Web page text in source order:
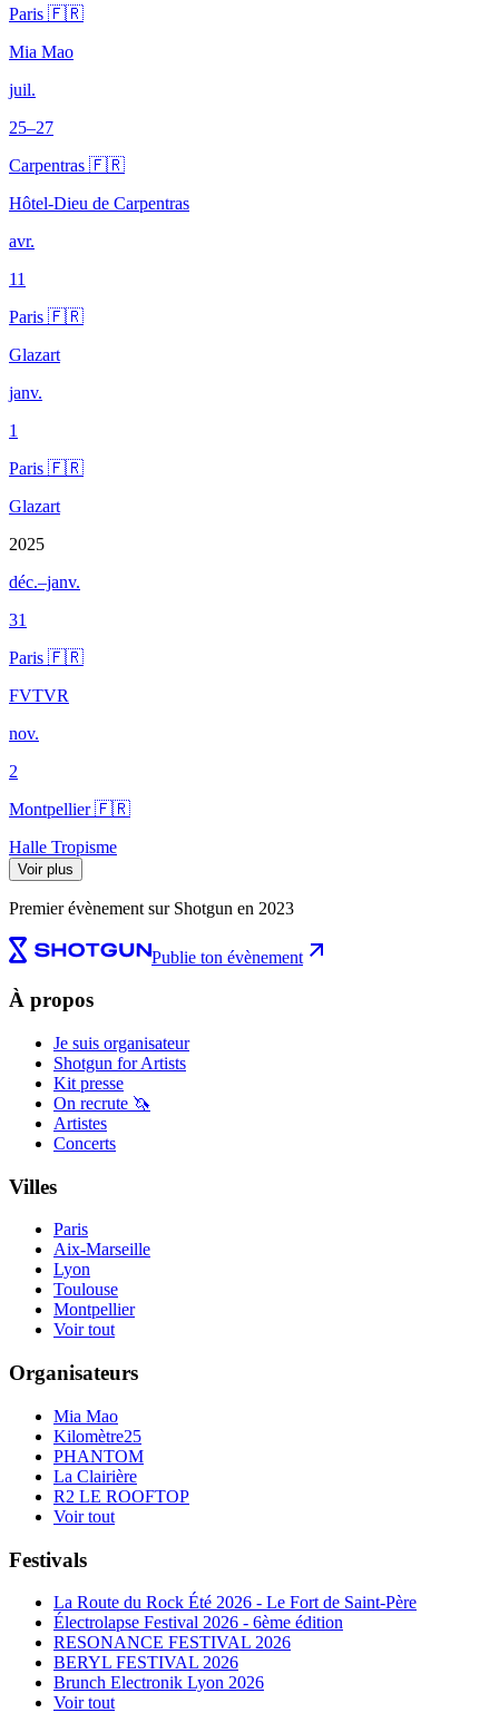
Paris 🇫🇷
Mia Mao
juil.
25–27
Carpentras 🇫🇷
Hôtel-Dieu de Carpentras
avr.
11
Paris 🇫🇷
Glazart
janv.
1
Paris 🇫🇷
Glazart
2025
déc.–janv.
31
Paris 🇫🇷
FVTVR
nov.
2
Montpellier 🇫🇷
Halle Tropisme
Voir plus
Premier évènement sur Shotgun en 2023
Publie ton évènement
À propos
Je suis organisateur
Shotgun for Artists
Kit presse
On recrute 🦄
Artistes
Concerts
Villes
Paris
Aix-Marseille
Lyon
Toulouse
Montpellier
Voir tout
Organisateurs
Mia Mao
Kilomètre25
PHANTOM
La Clairière
R2 LE ROOFTOP
Voir tout
Festivals
La Route du Rock Été 2026 - Le Fort de Saint-Père
Électrolapse Festival 2026 - 6ème édition
RESONANCE FESTIVAL 2026
BERYL FESTIVAL 2026
Brunch Electronik Lyon 2026
Voir tout